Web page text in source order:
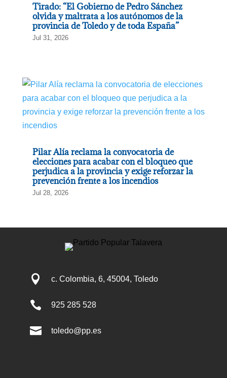
Tirado: “El Gobierno de Pedro Sánchez
olvida y maltrata a los autónomos de la
provincia de Toledo y de toda España”
Jul 31, 2026
Pilar Alía reclama la convocatoria de
elecciones para acabar con el bloqueo que
perjudica a la provincia y exige reforzar la
prevención frente a los incendios
Jul 28, 2026
 c. Colombia, 6, 45004, Toledo
 925 285 528
 toledo@pp.es